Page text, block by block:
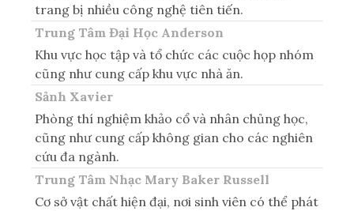
trang bị nhiều công nghệ tiên tiến.
Trung Tâm Đại Học Anderson
Khu vực học tập và tổ chức các cuộc họp nhóm
cũng như cung cấp khu vực nhà ăn.
Sảnh Xavier
Phòng thí nghiệm khảo cổ và nhân chủng học,
cũng như cung cấp không gian cho các nghiên
cứu đa ngành.
Trung Tâm Nhạc Mary Baker Russell
Cơ sở vật chất hiện đại, nơi sinh viên có thể phát